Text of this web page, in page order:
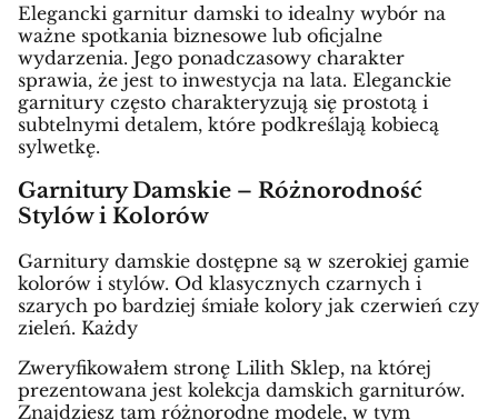
Elegancki garnitur damski to idealny wybór na
ważne spotkania biznesowe lub oficjalne
wydarzenia. Jego ponadczasowy charakter
sprawia, że jest to inwestycja na lata. Eleganckie
garnitury często charakteryzują się prostotą i
subtelnymi detalem, które podkreślają kobiecą
sylwetkę.
Garnitury Damskie – Różnorodność
Stylów i Kolorów
Garnitury damskie dostępne są w szerokiej gamie
kolorów i stylów. Od klasycznych czarnych i
szarych po bardziej śmiałe kolory jak czerwień czy
zieleń. Każdy
Zweryfikowałem stronę Lilith Sklep, na której
prezentowana jest kolekcja damskich garniturów.
Znajdziesz tam różnorodne modele, w tym